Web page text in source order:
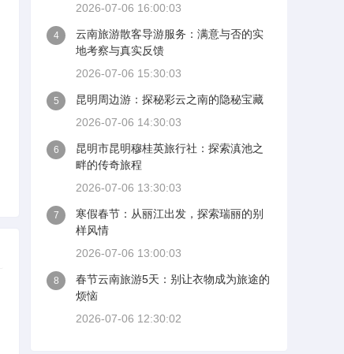
2026-07-06 16:00:03
4
云南旅游散客导游服务：满意与否的实
地考察与真实反馈
2026-07-06 15:30:03
5
昆明周边游：探秘彩云之南的隐秘宝藏
2026-07-06 14:30:03
6
昆明市昆明穆桂英旅行社：探索滇池之
畔的传奇旅程
2026-07-06 13:30:03
7
寒假春节：从丽江出发，探索瑞丽的别
样风情
2026-07-06 13:00:03
8
春节云南旅游5天：别让衣物成为旅途的
烦恼
2026-07-06 12:30:02